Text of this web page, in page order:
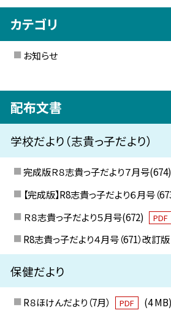
カテゴリ
お知らせ
配布文書
学校だより（志貴っ子だより）
完成版Ｒ８志貴っ子だより７月号(674)
【完成版】R8志貴っ子だより６月号（
Ｒ８志貴っ子だより５月号(672)
PDF
R8志貴っ子だより４月号（671）改訂版
保健だより
R８ほけんだより（7月） PDF (4 MB)